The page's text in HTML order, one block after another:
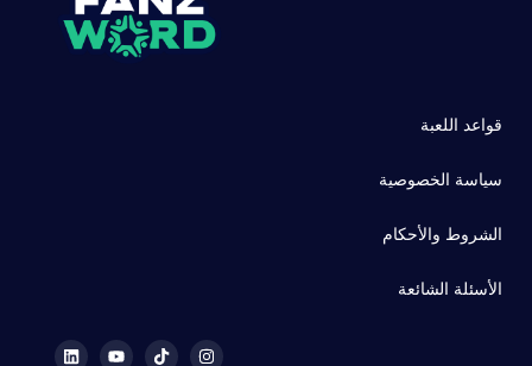
قواعد اللعبة
سياسة الخصوصية
الشروط والأحكام
الأسئلة الشائعة